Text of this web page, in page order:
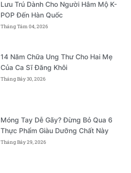
Lưu Trú Dành Cho Người Hâm Mộ K-
POP Đến Hàn Quốc
Tháng Tám 04, 2026
14 Năm Chữa Ung Thư Cho Hai Mẹ
Của Ca Sĩ Đăng Khôi
Tháng Bảy 30, 2026
Móng Tay Dễ Gãy? Đừng Bỏ Qua 6
Thực Phẩm Giàu Dưỡng Chất Này
Tháng Bảy 29, 2026